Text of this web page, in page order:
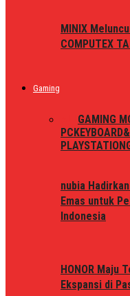
MINIX
COMPUTEX
Gaming
GAMING
PC
PLAYSTATION
nubia
Emas untuk
Indonesia
HONOR Maju
Ekspansi di